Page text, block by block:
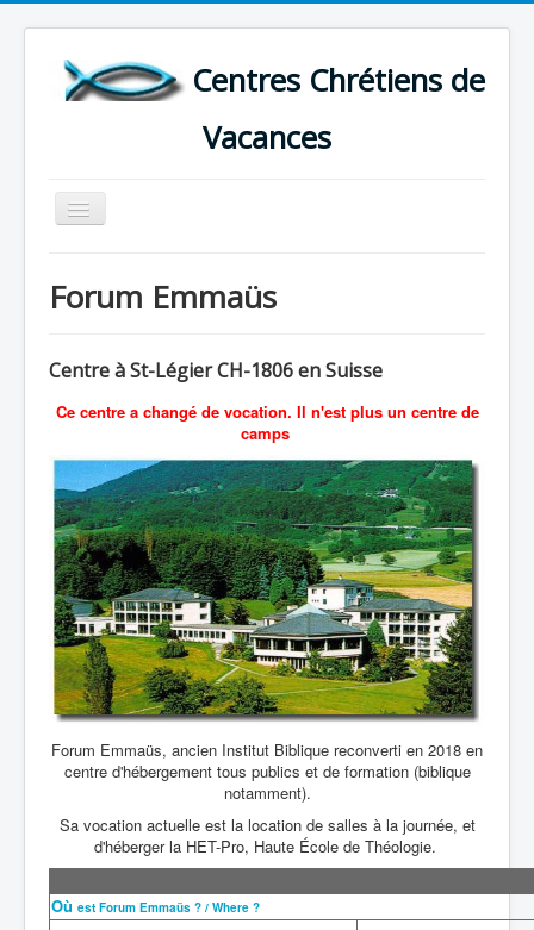
Centres Chrétiens de
Vacances
Basculer
la
CARTE DES CENTRES DE VACANCES .
Forum Emmaüs
Centre àSt-Légier CH-1806 en Suisse
Ce centre a changé de vocation. Il n'est plus un centre de
camps
Forum Emmaüs, ancien Institut Biblique reconverti en 2018 en
centre d'hébergement tous publics et de formation (biblique
notamment).
Sa vocation actuelle est la location de salles à la journée, et
d'héberger la HET-Pro, Haute École de Théologie.
Où est Forum Emmaüs ? / Where ?